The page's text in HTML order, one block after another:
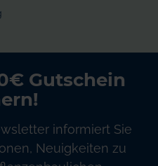
Gutschein
informiert Sie
Neuigkeiten zu